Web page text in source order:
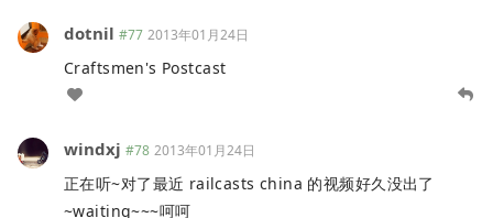
dotnil #77 2013年01月24日
Craftsmen's Postcast
windxj #78 2013年01月24日
正在听~对了最近 railcasts china 的视频好久没出了
~waiting~~~呵呵